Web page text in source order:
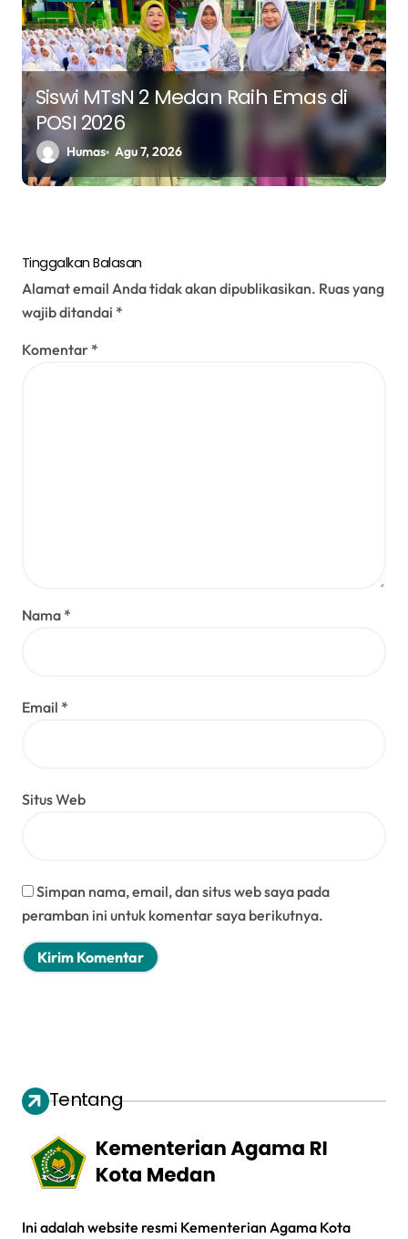
Siswi MTsN 2 Medan Raih Emas di
POSI 2026
Humas Agu 7, 2026
Tinggalkan Balasan
Alamat email Anda tidak akan dipublikasikan. Ruas yang
wajib ditandai *
Komentar *
Nama *
Email *
Situs Web
Simpan nama, email, dan situs web saya pada
peramban ini untuk komentar saya berikutnya.
Tentang
Ini adalah website resmi Kementerian Agama Kota